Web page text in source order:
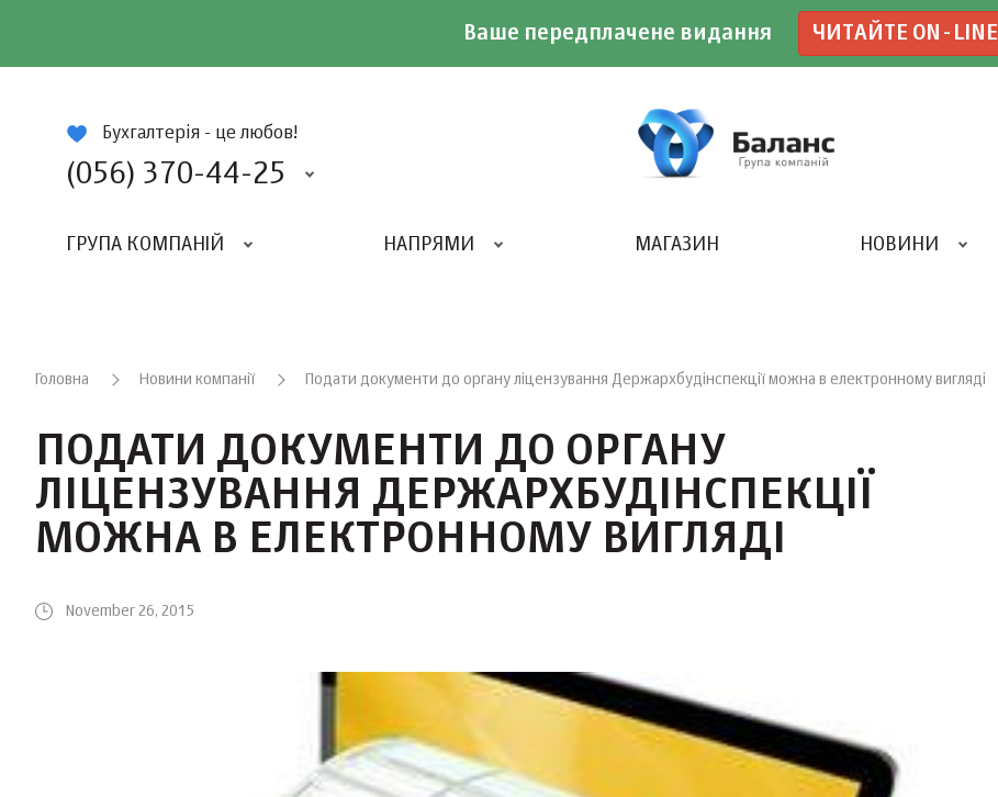
Ваше передплачене видання ЧИТАЙТЕ ON-LINE
Бухгалтерія - це любов!
(056) 370-44-25
ГРУПА КОМПАНІЙ НАПРЯМИ МАГАЗИН НОВИНИ
Головна Новини компанії Подати документи до органу ліцензування Держархбудінспекції можна в електронному вигляді
ПОДАТИ ДОКУМЕНТИ ДО ОРГАНУ
ЛІЦЕНЗУВАННЯ ДЕРЖАРХБУДІНСПЕКЦІЇ
МОЖНА В ЕЛЕКТРОННОМУ ВИГЛЯДІ
November 26, 2015